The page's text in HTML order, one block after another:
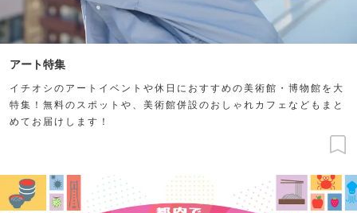
アート特集
イチオシのアートイベントや休日におすすめの美術館・博物館を大
特集！無料のスポットや、美術館併設のおしゃれカフェなどもまと
めてお届けします！